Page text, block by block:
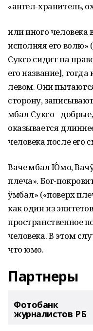
«ангел-хранитель,
или иного человека
исполняя его волю»
Суксо сидит на
его название],
левом. Они
сторону,
Ӱмбал Суксо -
оказывается
человека после его
Ваче Ӱмбал Ю́мо,
плеча». Бог-
ӱмбал» («поверх
как один из
пространственное
человека. В этом
что юмо.
Партнеры
Фотобанк
журналистов РБ